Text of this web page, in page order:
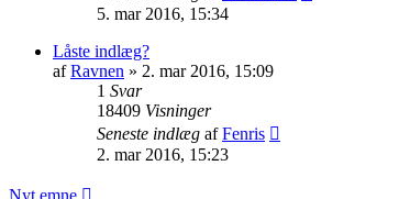
5. mar 2016, 15:34
Låste indlæg?
afRavnen » 2. mar 2016, 15:09
1 Svar
18409 Visninger
Seneste indlæg afFenris
2. mar 2016, 15:23
Nyt emne